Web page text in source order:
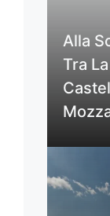
Alla
Tra